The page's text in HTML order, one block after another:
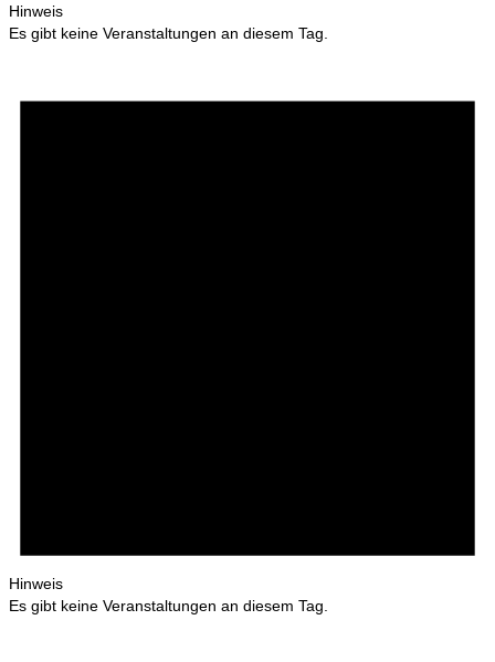
Hinweis
Es gibt keine Veranstaltungen an diesem Tag.
Hinweis
Es gibt keine Veranstaltungen an diesem Tag.